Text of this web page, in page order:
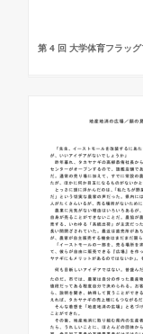
第 4 回 大学体育フラッ